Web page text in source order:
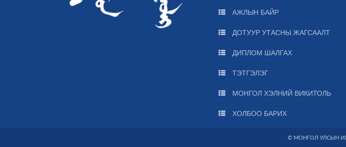
АЖЛЫН БАЙР
ДОТУУР УТАСНЫ ЖАГСААЛТ
ДИПЛОМ ШАЛГАХ
ТЭТГЭЛЭГ
МОНГОЛ ХЭЛНИЙ ВИКИТОЛЬ
ХОЛБОО БАРИХ
© МОНГОЛ УЛСЫН